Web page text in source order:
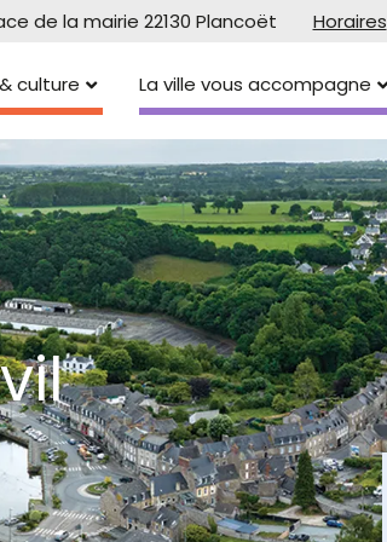
de la mairie 22130 Plancoët Horaires
culture La ville vous accompagne